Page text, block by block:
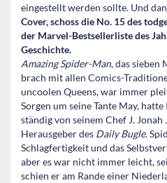
eingestellt werden sollte. Und
Cover, schoss die No. 15 des
der Marvel-Bestsellerliste des
Geschichte.
Amazing Spider-Man, das sieben
brach mit allen Comics-
uncoolen Queens, war immer
Sorgen um seine Tante May,
ständig von seinem Chef J. Jonah
Herausgeber des Daily Bugle.
Schlagfertigkeit und das
aber es war nicht immer leicht,
schien er am Rande einer